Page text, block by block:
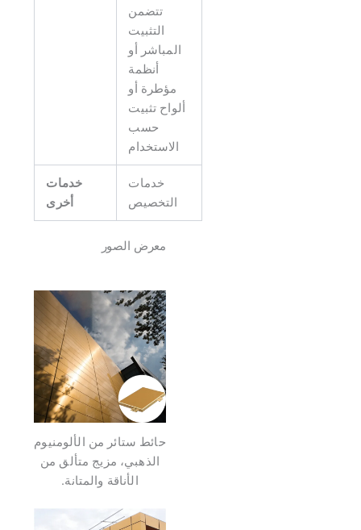
تتضمن
التثبيت
المباشر أو
أنظمة
مؤطرة أو
ألواح تثبيت
حسب
الاستخدام
خدمات
أخرى
خدمات
التخصيص
معرض الصور
حائط ستائر من الألومنيوم
الذهبي، مزيج متألق من
الأناقة والمتانة.